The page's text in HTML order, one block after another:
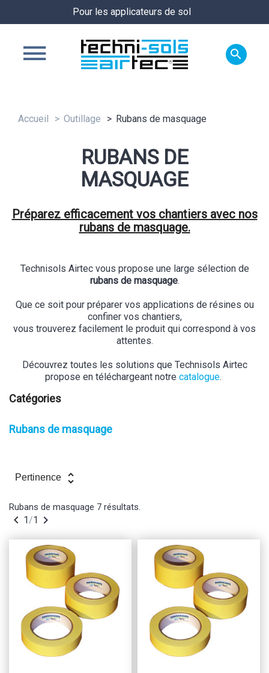
Pour les applicateurs de sol

Accueil Outillage Rubans de masquage
RUBANS DE
MASQUAGE
Préparez efficacement vos chantiers avec nos
rubans de masquage.
Technisols Airtec vous propose une large sélection de
rubans de masquage.
Que ce soit pour préparer vos applications de résines ou
confiner vos chantiers,
vous trouverez facilement le produit qui correspond à vos
attentes.
Découvrez toutes les solutions que Technisols Airtec
propose en téléchargeant notre catalogue.
Catégories
Rubans de masquage
Pertinence unfold_more
Rubans de masquage 7 résultats.
 1/1 